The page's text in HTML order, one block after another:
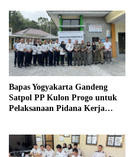
Bapas Yogyakarta Gandeng
Satpol PP Kulon Progo untuk
Pelaksanaan Pidana Kerja